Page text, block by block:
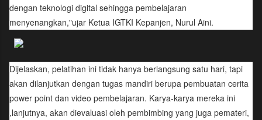
dengan teknologi digital sehingga pembelajaran
menyenangkan,"ujar Ketua IGTKI Kepanjen, Nurul Aini.
Dijelaskan, pelatihan ini tidak hanya berlangsung satu hari, tapi
akan dilanjutkan dengan tugas mandiri berupa pembuatan cerita
power point dan video pembelajaran. Karya-karya mereka ini
,lanjutnya, akan dievaluasi oleh pembimbing yang juga pemateri,